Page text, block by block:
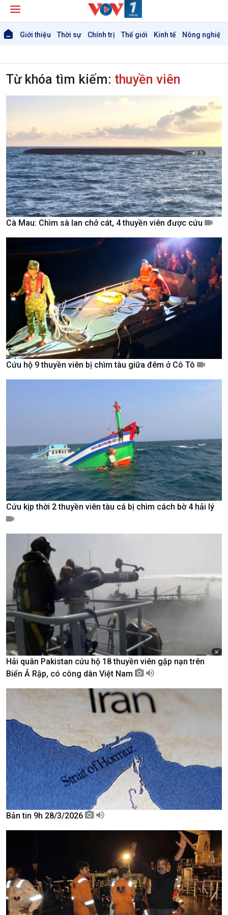
Giới thiệu Thời sự Chính trị Thế giới Kinh tế Nông nghiệp
Giới thiệu
Thời sự
Thời sự 6h
Thời sự 12h
Thời sự 18h
Thời sự 21h30
Bản tin
Chuyên mục
Theo dòng Thời sự
Tin Chính trị
Chính phủ với người dân
Quốc hội với cử tri
Xây dựng đảng
Đảng trong cuộc sống
Nhận diện sự thật
Pháp luật và đời sống
Hồ sơ sự kiện quốc tế
Thế giới & Việt Nam
Biên cương - Một dải vững
bền
Kinh tế
Tin Kinh tế
Trước giờ mở cửa
Tuyên chiến với gian lận
thương mại
Nông nghiệp & Biển đảo
Tin Nông nghiệp & Biển
Biển đảo Việt Nam
Tâm tình biên giới và hải
đảo
Tìm hiểu biển, đảo Việt
Nam
Từ khóa tìm kiếm: thuyền viên
Cà Mau: Chìm sà lan chở cát, 4 thuyền viên được cứu
Cứu hộ 9 thuyền viên bị chìm tàu giữa đêm ở Cô Tô
Cứu kịp thời 2 thuyền viên tàu cá bị chìm cách bờ 4 hải lý
Hải quân Pakistan cứu hộ 18 thuyền viên gặp nạn trên
Biển Ả Rập, có công dân Việt Nam
Bản tin 9h 28/3/2026